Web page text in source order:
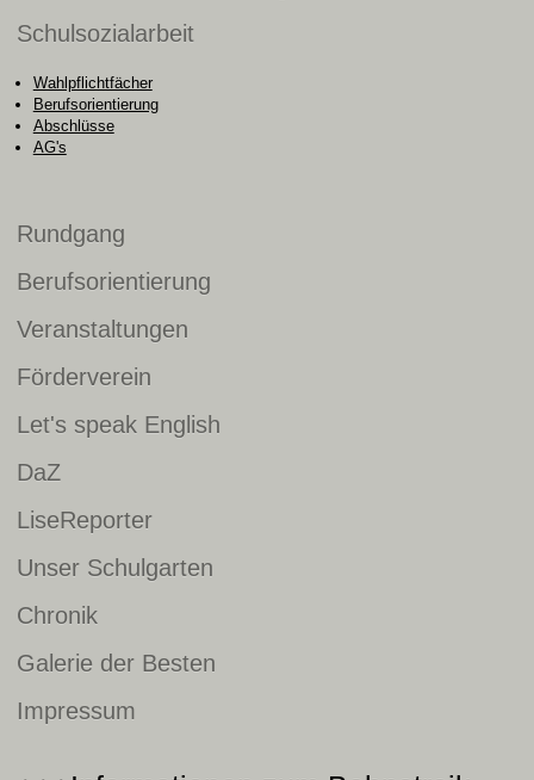
Schulsozialarbeit
Wahlpflichtfächer
Berufsorientierung
Abschlüsse
AG's
Rundgang
Berufsorientierung
Veranstaltungen
Förderverein
Let's speak English
DaZ
LiseReporter
Unser Schulgarten
Chronik
Galerie der Besten
Impressum